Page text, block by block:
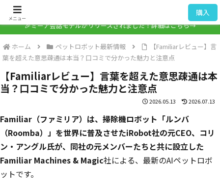
🎉ミーア会話モデルがリリースされました！詳細はこちら→
ホーム ペットロボット最新情報
【Familiarレビュー】言
葉を超えた意思疎通は本当？口コミで分かった魅力と注意点
【Familiarレビュー】言葉を超えた意思疎通は本
当？口コミで分かった魅力と注意点
2026.05.13 2026.07.13
Familiar（ファミリア）は、掃除機ロボット「ルンバ
（Roomba）」を世界に普及させたiRobot社の元CEO、コリ
ン・アングル氏が、同社の元メンバーたちと共に設立した
Familiar Machines & Magic社による、最新のAIペットロボ
ットです。
メニュー
購入